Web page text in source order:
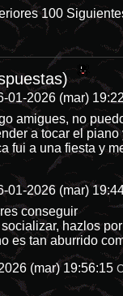
p-28144-
100
01-2026 (mar)
amigues, no
a tocar el
fui a una fiesta y
01-2026 (mar)
conseguir
hazlos
es tan aburrido
(mar) 19:56:15